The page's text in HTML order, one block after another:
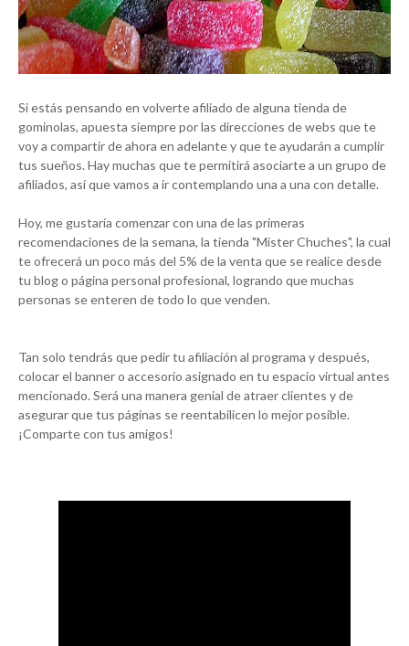
Si estás pensando en volverte afiliado de alguna tienda de
gominolas, apuesta siempre por las direcciones de webs que te
voy a compartir de ahora en adelante y que te ayudarán a cumplir
tus sueños. Hay muchas que te permitirá asociarte a un grupo de
afiliados, así que vamos a ir contemplando una a una con detalle.
Hoy, me gustaría comenzar con una de las primeras
recomendaciones de la semana, la tienda "Mister Chuches", la cual
te ofrecerá un poco más del 5% de la venta que se realice desde
tu blog o página personal profesional, logrando que muchas
personas se enteren de todo lo que venden.
Tan solo tendrás que pedir tu afiliación al programa y después,
colocar el banner o accesorio asignado en tu espacio virtual antes
mencionado. Será una manera genial de atraer clientes y de
asegurar que tus páginas se reentabilicen lo mejor posible.
¡Comparte con tus amigos!